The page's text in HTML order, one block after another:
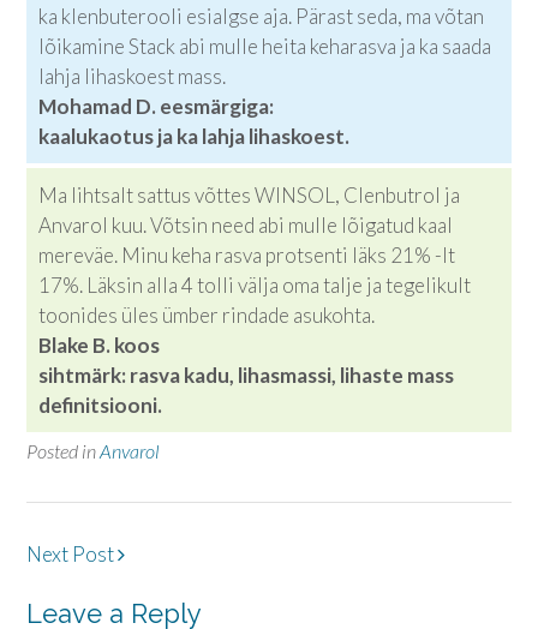
ka klenbuterooli esialgse aja. Pärast seda, ma võtan
lõikamine Stack abi mulle heita keharasva ja ka saada
lahja lihaskoest mass.
Mohamad D. eesmärgiga:
kaalukaotus ja ka lahja lihaskoest.
Ma lihtsalt sattus võttes WINSOL, Clenbutrol ja
Anvarol kuu. Võtsin need abi mulle lõigatud kaal
mereväe. Minu keha rasva protsenti läks 21% -lt
17%. Läksin alla 4 tolli välja oma talje ja tegelikult
toonides üles ümber rindade asukohta.
Blake B. koos
sihtmärk: rasva kadu, lihasmassi, lihaste mass
definitsiooni.
Posted inAnvarol
Post
Next Post
Leave a Reply